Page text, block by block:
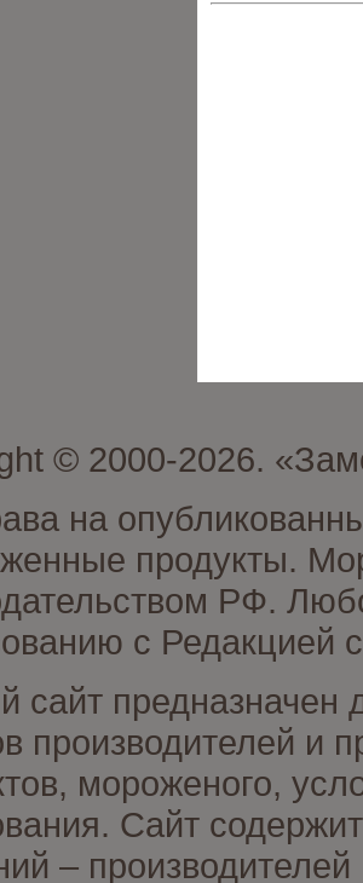
© 2000-2026.
на
продукты.
РФ.
с Редакцией
сайт предназначен
производителей и
мороженого,
Сайт
–